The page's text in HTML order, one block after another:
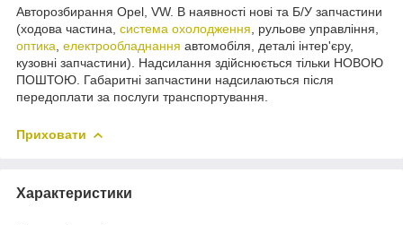
Авторозбирання Opel, VW. В наявності нові та Б/У запчастини
(ходова частина, система охолодження , рульове управління,
оптика електрообладнання автомобіля, деталі інтер'єру,
кузовні запчастини). Надсилання здійснюється тільки НОВОЮ
ПОШТОЮ. Габаритні запчастини надсилаються після
передоплати за послуги транспортування.
Приховати
Характеристики